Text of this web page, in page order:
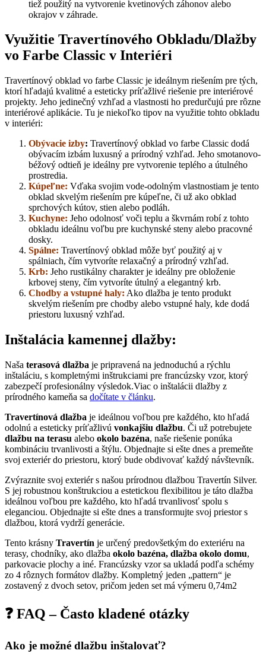
tiež použitý na vytvorenie kvetinových záhonov alebo
okrajov v záhrade.
Využitie Travertínového Obkladu/Dlažby
vo Farbe Classic v Interiéri
Travertínový obklad vo farbe Classic je ideálnym riešením pre tých,
ktorí hľadajú kvalitné a esteticky príťažlivé riešenie pre interiérové
projekty. Jeho jedinečný vzhľad a vlastnosti ho predurčujú pre rôzne
interiérové aplikácie. Tu je niekoľko tipov na využitie tohto obkladu
v interiéri:
Obývacie izby: Travertínový obklad vo farbe Classic dodá
obývacím izbám luxusný a prírodný vzhľad. Jeho smotanovo-
béžový odtieň je ideálny pre vytvorenie teplého a útulného
prostredia.
Kúpeľne: Vďaka svojim vode-odolným vlastnostiam je tento
obklad skvelým riešením pre kúpeľne, či už ako obklad
sprchových kútov, stien alebo podláh.
Kuchyne: Jeho odolnosť voči teplu a škvrnám robí z tohto
obkladu ideálnu voľbu pre kuchynské steny alebo pracovné
dosky.
Spálne: Travertínový obklad môže byť použitý aj v
spálniach, čím vytvoríte relaxačný a prírodný vzhľad.
Krb: Jeho rustikálny charakter je ideálny pre obloženie
krbovej steny, čím vytvoríte útulný a elegantný krb.
Chodby a vstupné haly: Ako dlažba je tento produkt
skvelým riešením pre chodby alebo vstupné haly, kde dodá
priestoru luxusný vzhľad.
Inštalácia kamennej dlažby:
Naša terasová dlažba je pripravená na jednoduchú a rýchlu
inštaláciu, s kompletnými inštrukciami pre francúzsky vzor, ktorý
zabezpečí profesionálny výsledok.Viac o inštalácii dlažby z
prírodného kameňa sa dočítate v článku.
Travertínová dlažba je ideálnou voľbou pre každého, kto hľadá
odolnú a esteticky príťažlivú vonkajšiu dlažbu. Či už potrebujete
dlažbu na terasu alebo okolo bazéna, naše riešenie ponúka
kombináciu trvanlivosti a štýlu. Objednajte si ešte dnes a premeňte
svoj exteriér do priestoru, ktorý bude obdivovať každý návštevník.
Zvýraznite svoj exteriér s našou prírodnou dlažbou Travertín Silver.
S jej robustnou konštrukciou a estetickou flexibilitou je táto dlažba
ideálnou voľbou pre každého, kto hľadá trvanlivosť spolu s
eleganciou. Objednajte si ešte dnes a transformujte svoj priestor s
dlažbou, ktorá vydrží generácie.
Tento krásny Travertín je určený predovšetkým do exteriéru na
terasy, chodníky, ako dlažba okolo bazéna, dlažba okolo domu,
parkovacie plochy a iné. Francúzsky vzor sa ukladá podľa schémy
zo 4 rôznych formátov dlažby. Kompletný jeden „pattern“ je
zostavený z dvoch setov, pričom jeden set má výmeru 0,74m2
❓ FAQ – Často kladené otázky
Ako je možné dlažbu inštalovať?